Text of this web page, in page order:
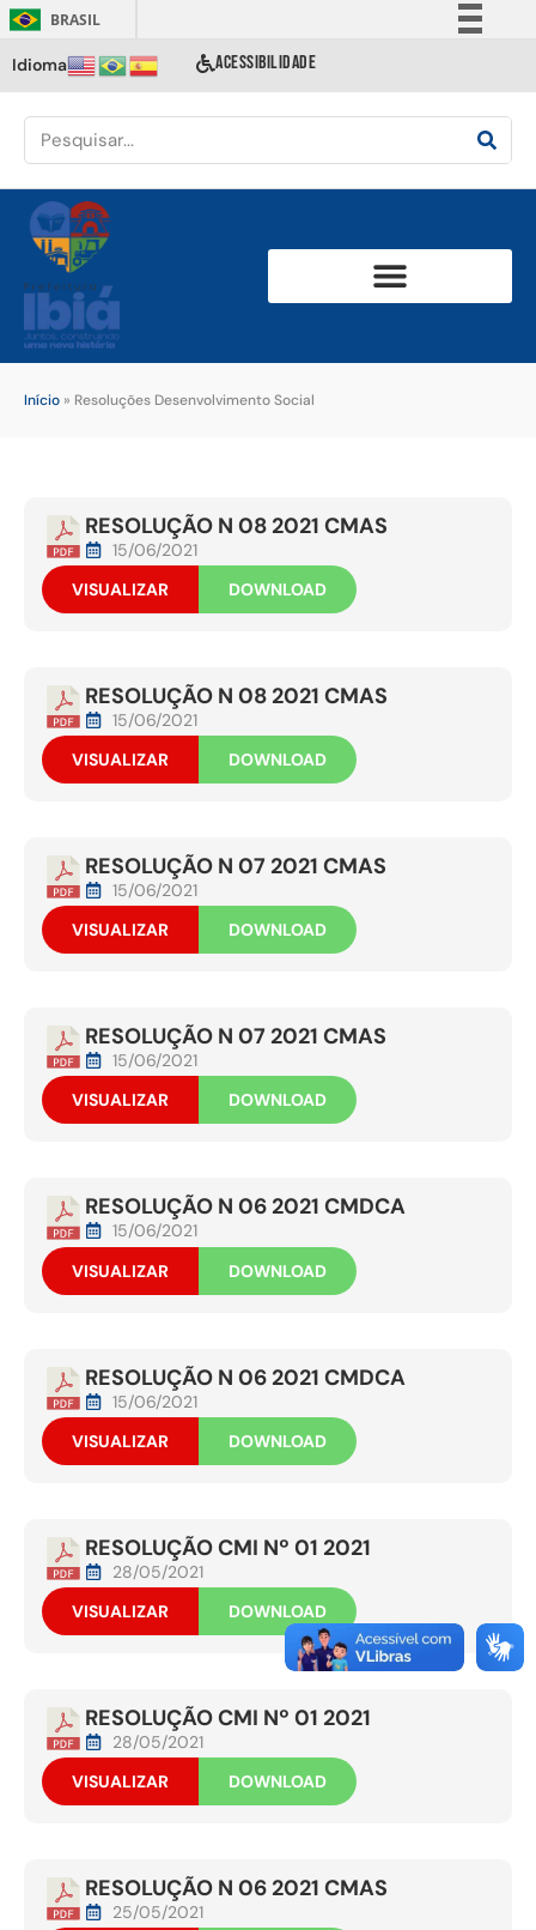
BRASIL
Comunica BR
Acesso à informação
Idioma ACESSIBILIDADE
Início » Resoluções Desenvolvimento Social
RESOLUÇÃO N 08 2021 CMAS
15/06/2021
VISUALIZAR
DOWNLOAD
RESOLUÇÃO N 08 2021 CMAS
15/06/2021
VISUALIZAR
DOWNLOAD
RESOLUÇÃO N 07 2021 CMAS
15/06/2021
VISUALIZAR
DOWNLOAD
RESOLUÇÃO N 07 2021 CMAS
15/06/2021
VISUALIZAR
DOWNLOAD
RESOLUÇÃO N 06 2021 CMDCA
15/06/2021
VISUALIZAR
DOWNLOAD
RESOLUÇÃO N 06 2021 CMDCA
15/06/2021
VISUALIZAR
DOWNLOAD
RESOLUÇÃO CMI Nº 01 2021
28/05/2021
VISUALIZAR
DOWNLOAD
RESOLUÇÃO CMI Nº 01 2021
28/05/2021
VISUALIZAR
DOWNLOAD
RESOLUÇÃO N 06 2021 CMAS
25/05/2021